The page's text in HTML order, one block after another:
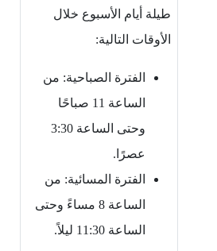
طيلة أيام الأسبوع خلال
الأوقات التالية:
الفترة الصباحية: من
الساعة 11 صباحًا
وحتى الساعة 3:30
عصرًا.
الفترة المسائية: من
الساعة 8 مساءً وحتى
الساعة 11:30 ليلاً.